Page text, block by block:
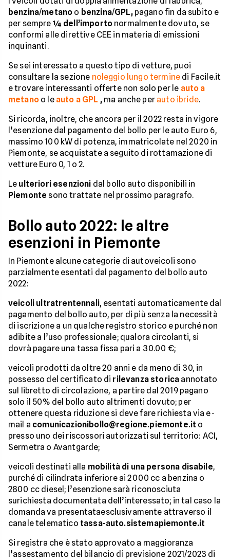
benzina/metano o benzina/GPL,pagano fin da subito e
per sempre ¼ dell’importo normalmente dovuto, se
conformi alle direttive CEE in materia di emissioni
inquinanti.
Se sei interessato a questo tipo di vetture, puoi
consultare la sezione noleggio lungo termine di Facile.it
e trovare interessanti offerte non solo per le auto a
metanoo le auto a GPL ,ma anche per auto ibride.
Si ricorda, inoltre, che ancora per il 2022 resta in vigore
l’esenzione dal pagamento del bollo per le auto Euro 6,
massimo 100 kW di potenza, immatricolate nel 2020 in
Piemonte, se acquistate a seguito di rottamazione di
vetture Euro 0, 1 o 2.
Le ulteriori esenzioni dal bollo auto disponibili in
Piemonte sono trattate nel prossimo paragrafo.
Bollo auto 2022: le altre
esenzioni in Piemonte
In Piemonte alcune categorie di autoveicoli sono
parzialmente esentati dal pagamento del bollo auto
2022:
veicoli ultratrentennali, esentati automaticamente dal
pagamento del bollo auto, per di più senza la necessità
di iscrizione a un qualche registro storico e purché non
adibite a l’uso professionale; qualora circolanti, si
dovrà pagare una tassa fissa pari a 30.00 €;
veicoli prodotti da oltre 20 anni e da meno di 30, in
possesso del certificato di rilevanza storica annotato
sul libretto di circolazione, a partire dal 2019 pagano
solo il 50% del bollo auto altrimenti dovuto; per
ottenere questa riduzione si deve fare richiesta via e-
mail a comunicazionibollo@regione.piemonte.it o
presso uno dei riscossori autorizzati sul territorio: ACI,
Sermetra o Avantgarde;
veicoli destinati alla mobilità di una persona disabile,
purché di cilindrata inferiore ai 2000 cc a benzina o
2800 cc diesel; l’esenzione sarà riconosciuta
surichiesta documentata dell’interessato; in tal caso la
domanda va presentataesclusivamente attraverso il
canale telematico tassa-auto.sistemapiemonte.it
Si registra che è stato approvato a maggioranza
l’assestamento del bilancio di previsione 2021/2023 di